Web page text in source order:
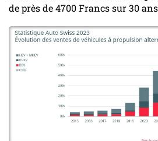
de près de 4700 Francs sur 30